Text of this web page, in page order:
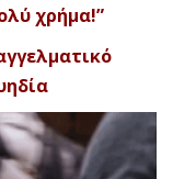
χρήμα!”